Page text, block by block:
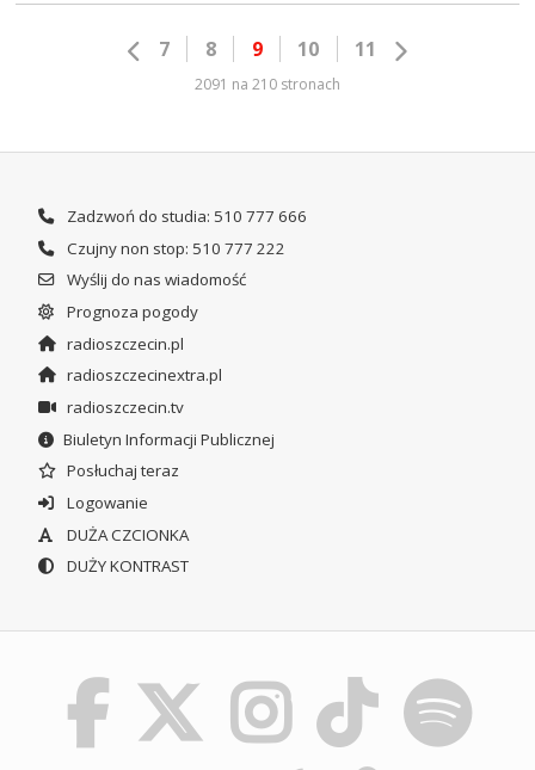
7 8 9 10 11
2091 na 210 stronach
Zadzwoń do studia: 510 777 666
Czujny non stop: 510 777 222
Wyślij do nas wiadomość
Prognoza pogody
radioszczecin.pl
radioszczecinextra.pl
radioszczecin.tv
Biuletyn Informacji Publicznej
Posłuchaj teraz
Logowanie
DUŻA CZCIONKA
DUŻY KONTRAST